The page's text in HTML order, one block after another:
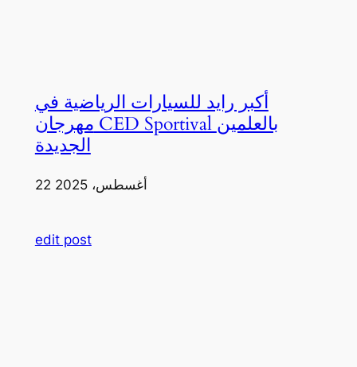
أكبر رايد للسيارات الرياضية في
مهرجان CED Sportival بالعلمين
الجديدة
22 أغسطس، 2025
edit post